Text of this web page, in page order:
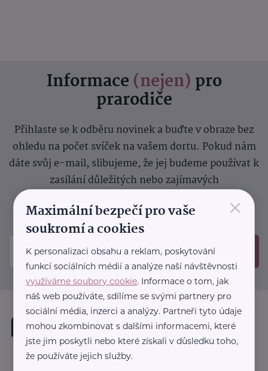
Informace (nejen) pro
prarodiče
Přihlaste se k odběru novinek a buďte v obraze bez
ohledu na počet svíček na vašem dortu. Pokud nám
dáte svůj e-mail, slibujeme, že jej budeme používat k
zasílání důležitých nebo zajímavých
sdělení.
Prosíme, zkontrolujte si svoji emailovou
schránku, kam jsme poslali potvrzovací e-mail.
Odeslat
×
Maximální bezpečí pro vaše
soukromí a cookies
K personalizaci obsahu a reklam, poskytování
funkcí sociálních médií a analýze naší návštěvnosti
využíváme soubory cookie. Informace o tom, jak
náš web používáte, sdílíme se svými partnery pro
sociální média, inzerci a analýzy. Partneři tyto údaje
mohou zkombinovat s dalšími informacemi, které
jste jim poskytli nebo které získali v důsledku toho,
že používáte jejich služby.